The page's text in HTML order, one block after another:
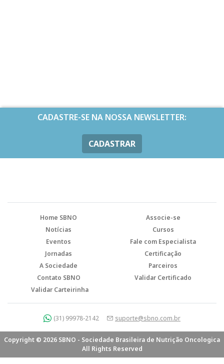
CADASTRE-SE NA NOSSA NEWSLETTER:
CADASTRAR
Home SBNO
Associe-se
Notícias
Cursos
Eventos
Fale com Especialista
Jornadas
Certificação
A Sociedade
Parceiros
Contato SBNO
Validar Certificado
Validar Carteirinha
(31) 99978-2142 suporte@sbno.com.br
Copyright © 2026 SBNO - Sociedade Brasileira de Nutrição Oncologica
All Rights Reserved